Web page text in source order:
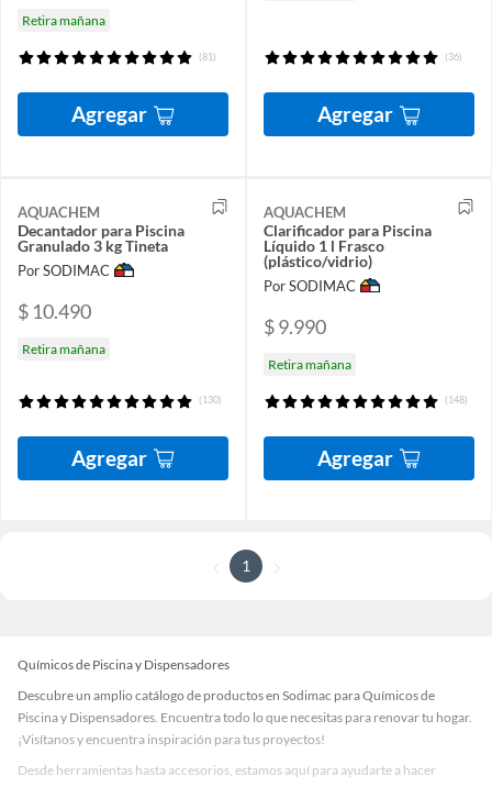
Retira mañana
(81)
Agregar
(36)
Agregar
AQUACHEM
Decantador para Piscina
Granulado 3 kg Tineta
Por SODIMAC
$ 10.490
Retira mañana
(130)
Agregar
AQUACHEM
Clarificador para Piscina
Líquido 1 l Frasco
(plástico/vidrio)
Por SODIMAC
$ 9.990
Retira mañana
(148)
Agregar
1
Químicos de Piscina y Dispensadores
Descubre un amplio catálogo de productos en Sodimac para Químicos de
Piscina y Dispensadores. Encuentra todo lo que necesitas para renovar tu hogar.
¡Visítanos y encuentra inspiración para tus proyectos!
Desde herramientas hasta accesorios, estamos aquí para ayudarte a hacer